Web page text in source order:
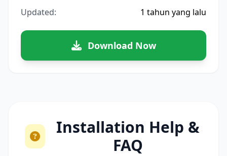
Updated: 1 tahun yang lalu
Download Now
Installation Help &
FAQ